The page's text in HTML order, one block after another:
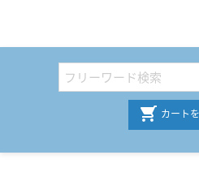
カート